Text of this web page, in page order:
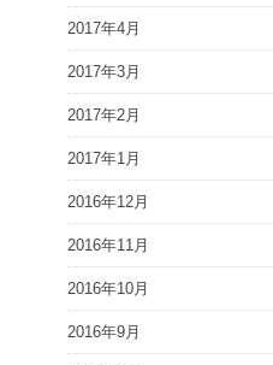
2017年4月
2017年3月
2017年2月
2017年1月
2016年12月
2016年11月
2016年10月
2016年9月